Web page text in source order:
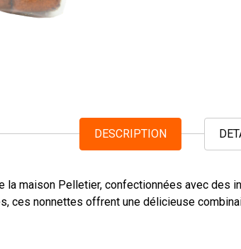
DESCRIPTION
la maison Pelletier, confectionnées avec
ces nonnettes offrent une délicieuse